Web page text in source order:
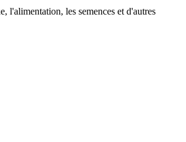
l'alimentation, les semences et d'autres